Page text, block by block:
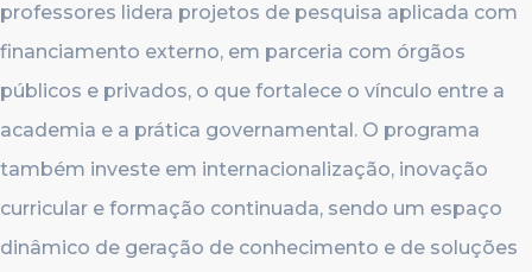
professores lidera projetos de pesquisa aplicada com
financiamento externo, em parceria com órgãos
públicos e privados, o que fortalece o vínculo entre a
academia e a prática governamental. O programa
também investe em internacionalização, inovação
curricular e formação continuada, sendo um espaço
dinâmico de geração de conhecimento e de soluções